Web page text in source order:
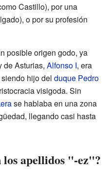
Castillo), por una
o por su profesión
posible origen godo, ya
de Asturias, Alfonso I, era
hijo del duque Pedro
visigoda. Sin
se hablaba en una zona
llegando casi hasta
los apellidos "-ez"?